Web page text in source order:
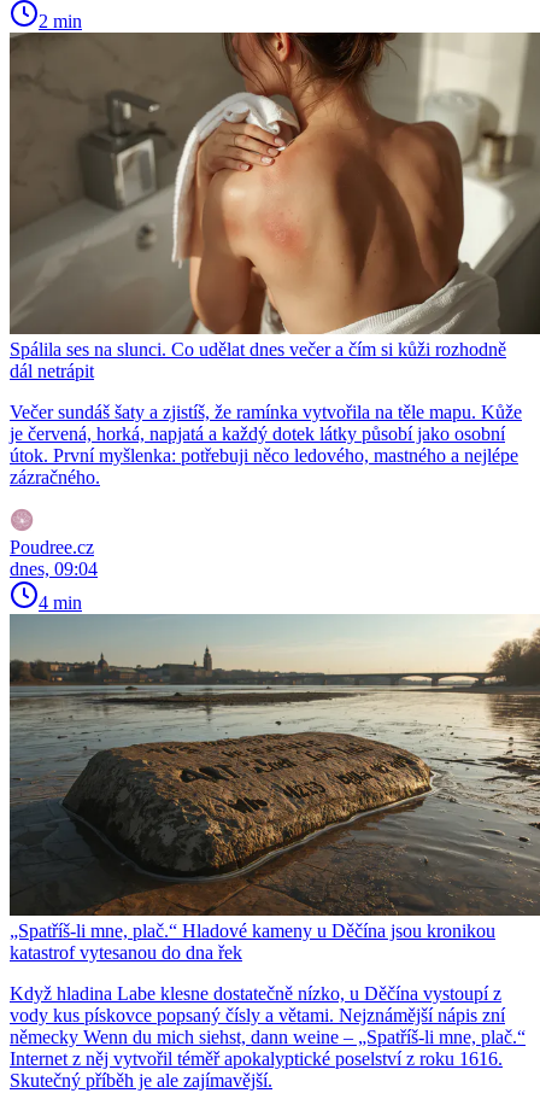
2 min
Spálila ses na slunci. Co udělat dnes večer a čím si kůži rozhodně
dál netrápit
Večer sundáš šaty a zjistíš, že ramínka vytvořila na těle mapu. Kůže
je červená, horká, napjatá a každý dotek látky působí jako osobní
útok. První myšlenka: potřebuji něco ledového, mastného a nejlépe
zázračného.
Poudree.cz
dnes, 09:04
4 min
„Spatříš-li mne, plač.“ Hladové kameny u Děčína jsou kronikou
katastrof vytesanou do dna řek
Když hladina Labe klesne dostatečně nízko, u Děčína vystoupí z
vody kus pískovce popsaný čísly a větami. Nejznámější nápis zní
německy Wenn du mich siehst, dann weine – „Spatříš-li mne, plač.“
Internet z něj vytvořil téměř apokalyptické poselství z roku 1616.
Skutečný příběh je ale zajímavější.